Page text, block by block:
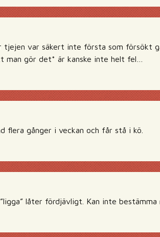
var säkert inte första som försökt
man gör det* är kanske inte helt fel…
flera gånger i veckan och får stå i kö.
låter fördjävligt. Kan inte